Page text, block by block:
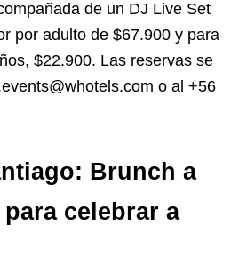
de un DJ Live Set
por adulto de $67.900 y para
$22.900. Las reservas se
o al +56
Brunch a
celebrar a